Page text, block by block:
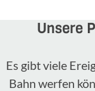
Unsere
Es gibt viele
Bahn werfen